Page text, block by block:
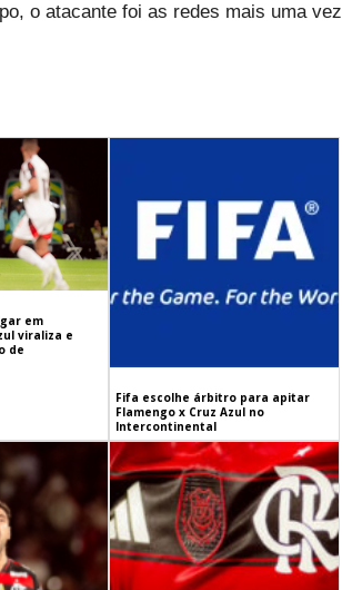
o atacante foi as redes mais uma vez
em
viraliza e
de
Fifa escolhe árbitro para apitar
Flamengo x Cruz Azul no
Intercontinental